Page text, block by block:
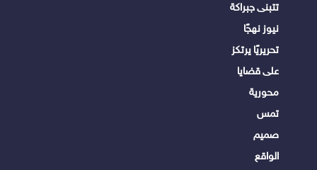
تتبنى جبراكة
نيوز نهجًا
تحريريًا يرتكز
على قضايا
محورية
تمس
صميم
الواقع